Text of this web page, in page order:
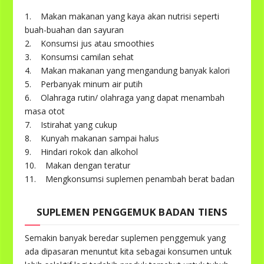
1. Makan makanan yang kaya akan nutrisi seperti
buah-buahan dan sayuran
2. Konsumsi jus atau smoothies
3. Konsumsi camilan sehat
4. Makan makanan yang mengandung banyak kalori
5. Perbanyak minum air putih
6. Olahraga rutin/ olahraga yang dapat menambah
masa otot
7. Istirahat yang cukup
8. Kunyah makanan sampai halus
9. Hindari rokok dan alkohol
10. Makan dengan teratur
11. Mengkonsumsi suplemen penambah berat badan
SUPLEMEN PENGGEMUK BADAN TIENS
Semakin banyak beredar suplemen penggemuk yang
ada dipasaran menuntut kita sebagai konsumen untuk